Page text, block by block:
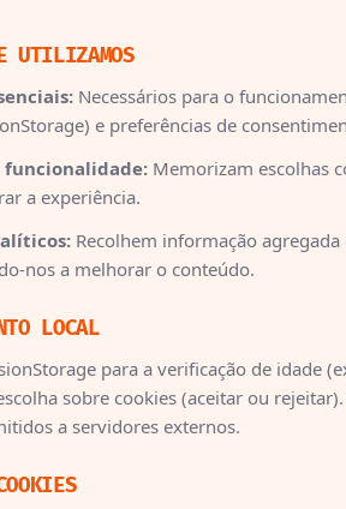
UTILIZAMOS
Necessários para o
e preferências de
funcionalidade: Memorizam escolhas
a experiência.
Recolhem informação
nos a melhorar o conteúdo.
LOCAL
para a verificação de idade
sobre cookies (aceitar ou
a servidores externos.